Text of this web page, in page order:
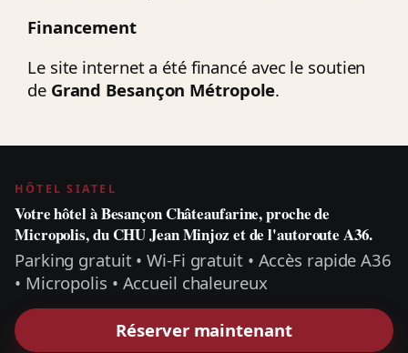
Financement
Le site internet a été financé avec le soutien
de Grand Besançon Métropole.
HÔTEL SIATEL
Votre hôtel à Besançon Châteaufarine, proche de
Micropolis, du CHU Jean Minjoz et de l'autoroute A36.
Parking gratuit • Wi‑Fi gratuit • Accès rapide A36
• Micropolis • Accueil chaleureux
Réserver maintenant